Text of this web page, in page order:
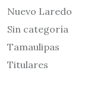
Nuevo Laredo
Sin categoría
Tamaulipas
Titulares